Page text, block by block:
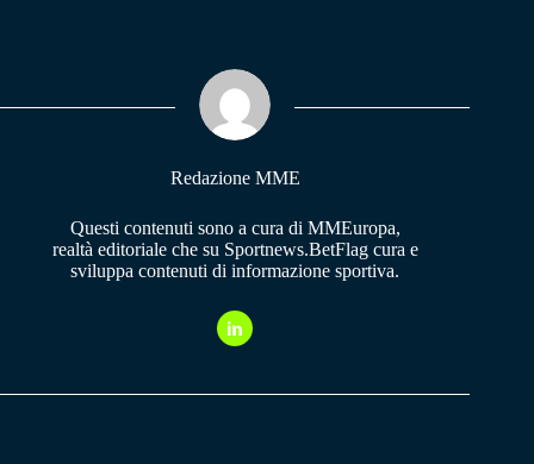
pp m
Redazione MME
Questi contenuti sono a cura di MMEuropa,
realtà editoriale che su Sportnews.BetFlag cura e
sviluppa contenuti di informazione sportiva.